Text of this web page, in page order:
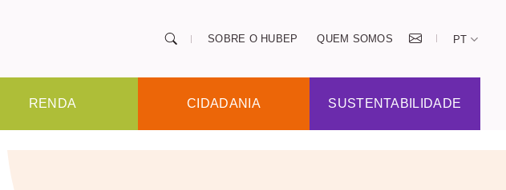
SOBRE O HUBEP QUEM SOMOS PT
RENDA CIDADANIA SUSTENTABILIDADE